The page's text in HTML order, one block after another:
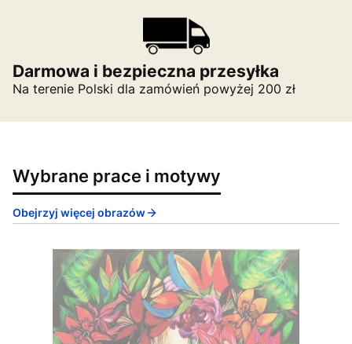
Darmowa i bezpieczna przesyłka
Na terenie Polski dla zamówień powyżej 200 zł
Wybrane prace i motywy
Obejrzyj więcej obrazów